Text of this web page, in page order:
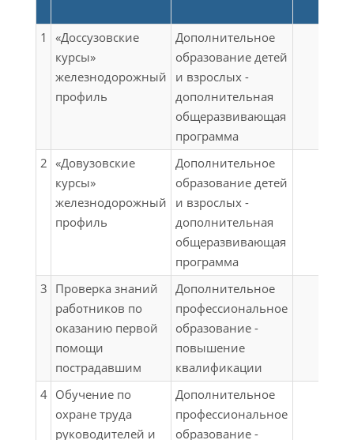
1
«Доссузовские
курсы»
железнодорожный
профиль
Дополнительное
образование детей
и взрослых -
дополнительная
общеразвивающая
программа
2 «Довузовские
курсы»
железнодорожный
профиль
Дополнительное
образование детей
и взрослых -
дополнительная
общеразвивающая
программа
3 Проверка знаний
работников по
оказанию первой
помощи
пострадавшим
Дополнительное
профессиональное
образование -
повышение
квалификации
4 Обучение по
охране труда
руководителей и
Дополнительное
профессиональное
образование -